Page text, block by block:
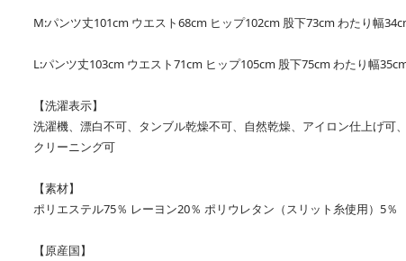
M:パンツ丈101cm ウエスト68cm ヒップ102cm 股下73cm わたり幅
L:パンツ丈103cm ウエスト71cm ヒップ105cm 股下75cm わたり幅
【洗濯表示】
洗濯機、漂白不可、タンブル乾燥不可、自然乾燥、アイロン仕上げ可
クリーニング可
【素材】
ポリエステル75％ レーヨン20％ ポリウレタン（スリット糸使用）5％
【原産国】